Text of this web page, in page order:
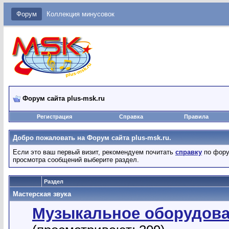
Форум Коллекция минусовок
Форум сайта plus-msk.ru
Регистрация Справка Правила
Добро пожаловать на Форум сайта plus-msk.ru.
Если это ваш первый визит, рекомендуем почитать справку по
просмотра сообщений выберите раздел.
Раздел
Мастерская звука
Музыкальное